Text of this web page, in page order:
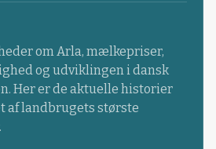
om Arla, mælkepriser,
og udviklingen i dansk
Her er de aktuelle historier
af landbrugets største